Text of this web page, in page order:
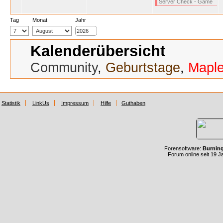
Server Check - Game
Tag Monat Jahr
Kalenderübersicht
Community, Geburtstage,
Statistik LinkUs Impressum Hilfe Guthaben
Forensoftware:
Forum online seit 19